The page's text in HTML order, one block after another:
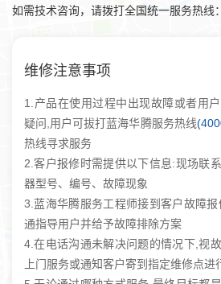
如需技术咨询，请拨打全国统一服务热线
维修注意事项
1.产品在使用过程中出现故障或者用
疑问,用户可拔打蓝海华腾服务热线
热线寻求服务
2.客户报修时需提供以下信息:现场联
器型号、编号、故障现象
3.蓝海华腾服务工程师接到客户故障
通指导用户并给予故障排除方案
4.在电话沟通未解决问题的情况下,视
上门服务或通知客户寄到指定维修点进